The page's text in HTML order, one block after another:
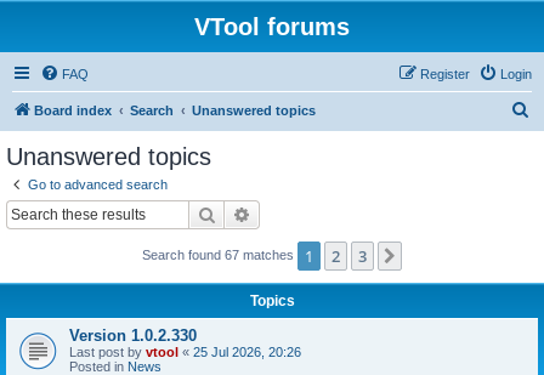
VTool forums
FAQ Login
Register
Board index Search Unanswered topics
Unanswered topics
Go to advanced search
Search
Search found 67 matches 1 2 3
Topics
Version 1.0.2.330
Last post by vtool « 25 Jul 2026, 20:26
Posted in News